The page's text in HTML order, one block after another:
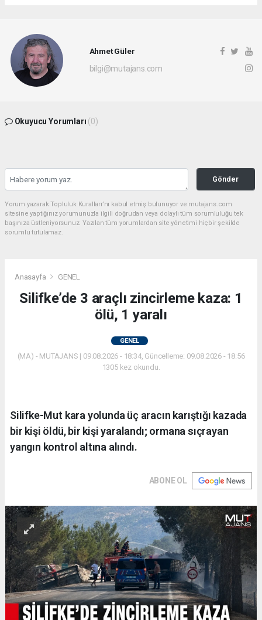
Ahmet Güler
bilgi@mutajans.com
Okuyucu Yorumları (0)
Gönder
Yorum yazarak Topluluk Kuralları’nı kabul etmiş bulunuyor ve mutajans.com
sitesine yaptığınız yorumunuzla ilgili doğrudan veya dolaylı tüm sorumluluğu tek
başınıza üstleniyorsunuz. Yazılan tüm yorumlardan site yönetimi hiçbir şekilde
sorumlu tutulamaz.
Anasayfa GENEL
Silifke’de 3 araçlı zincirleme kaza: 1
ölü, 1 yaralı
GENEL
(MA) - MUTAJANS | 09.08.2026 - 18:34, Güncelleme: 09.08.2026 - 18:56
1305 kez okundu.
Silifke-Mut kara yolunda üç aracın karıştığı kazada
bir kişi öldü, bir kişi yaralandı; ormana sıçrayan
yangın kontrol altına alındı.
ABONE OL